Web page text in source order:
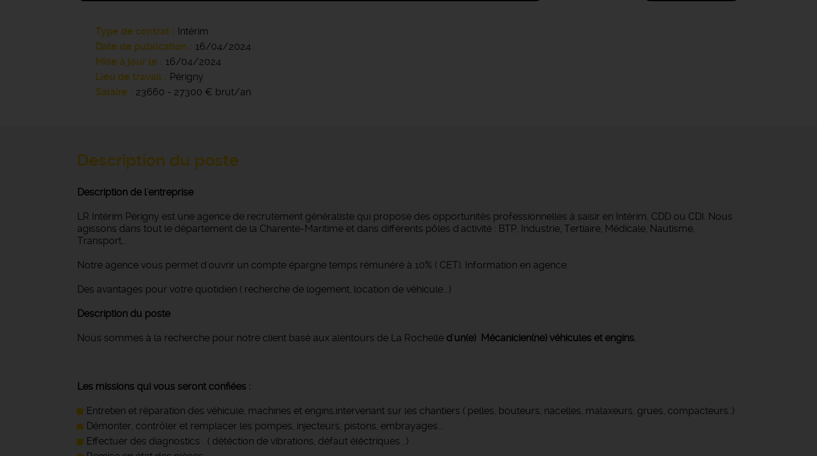
Type de contrat
Intérim
Date de publication
16/04/2024
Mise à jour le
16/04/2024
Lieu de travail
Périgny
Salaire
23660 - 27300 € brut/an
Description du poste
Description de l'entreprise
LR Intérim Périgny est une agence de recrutement généraliste qui propose des opportunités professionnelles à saisir en Intérim, CDD ou CDI. Nous
agissons dans tout le département de la Charente-Maritime et dans différents pôles d'activité : BTP, Industrie, Tertiaire, Médicale, Nautisme,
Transport...
Notre agence vous permet d'ouvrir un compte épargne temps rémunéré à 10% ( CET). Information en agence.
Des avantages pour votre quotidien ( recherche de logement, location de véhicule...)
Description du poste
Nous sommes à la recherche pour notre client basé aux alentours de La Rochelle d'un(e) Mécanicien(ne) véhicules et engins.
Les missions qui vous seront confiées :
Entretien et réparation des véhicule, machines et engins,intervenant sur les chantiers ( pelles, bouteurs, nacelles, malaxeurs, grues, compacteurs..)
Démonter, contrôler et remplacer les pompes, injecteurs, pistons, embrayages...
Effectuer des diagnostics ( détéction de vibrations, défaut éléctriques ..)